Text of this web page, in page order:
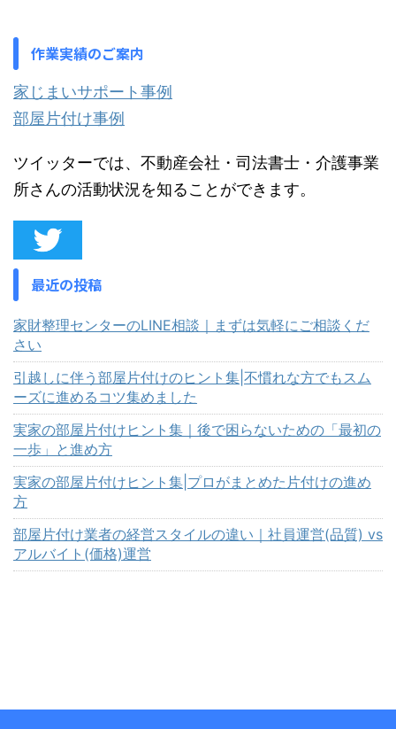
作業実績のご案内
家じまいサポート事例
部屋片付け事例
ツイッターでは、不動産会社・司法書士・介護事業
所さんの活動状況を知ることができます。
最近の投稿
家財整理センターのLINE相談｜まずは気軽にご相談くだ
さい
引越しに伴う部屋片付けのヒント集|不慣れな方でもスム
ーズに進めるコツ集めました
実家の部屋片付けヒント集｜後で困らないための「最初の
一歩」と進め方
実家の部屋片付けヒント集|プロがまとめた片付けの進め
方
部屋片付け業者の経営スタイルの違い｜社員運営(品質) vs
アルバイト(価格)運営